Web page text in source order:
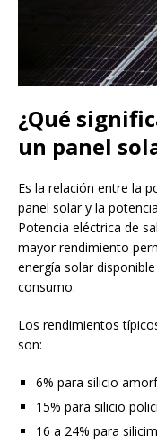
¿Qué
un panel
Es la relación entre la
panel solar y la
Potencia eléctrica de
mayor rendimiento
energía solar
consumo.
Los rendimientos
son:
6% para silicio
15% para silicio
16 a 24% para